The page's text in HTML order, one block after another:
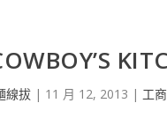
線拔| 11 月 12, 2013 | 工